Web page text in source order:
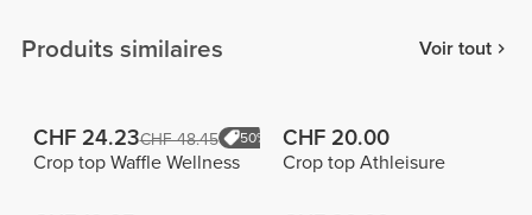
Produits similaires Voir tout
CHF 24.23CHF 48.45 50%
Crop top Waffle Wellness
CHF 20.00
Crop top Athleisure